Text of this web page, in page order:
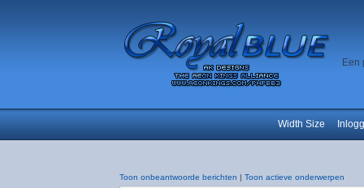
Een
Width Size
Toon onbeantwoorde berichten | Toon actieve onderwerpen